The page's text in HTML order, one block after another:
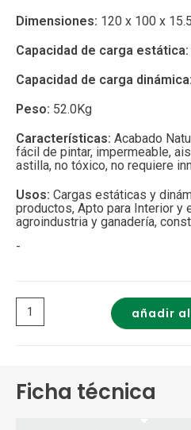
Dimensiones: 120 x 100 x
Capacidad de carga estática:
Capacidad de carga dinámica:
Peso: 52.0Kg
Características: Acabado
fácil de pintar, impermeable,
astilla, no tóxico, no requiere
Usos: Cargas estáticas y
productos, Apto para Interior y
agroindustria y ganadería,
-
añadir
Ficha técnica